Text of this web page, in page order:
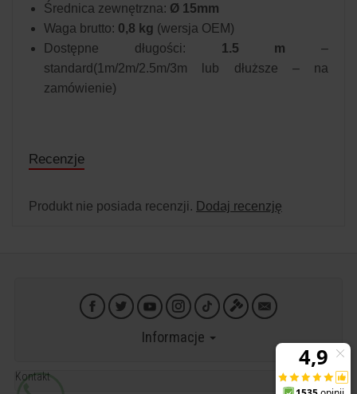
Średnica zewnętrzna: Ø 15mm
Waga brutto: 0,8 kg (wersja OEM)
Dostępne długości: 1.5 m –
standard(1m/2m/2.5m/3m lub dłuższe – na
zamówienie)
Recenzje
Produkt nie posiada recenzji. Dodaj recenzję
Informacje
Kontakt